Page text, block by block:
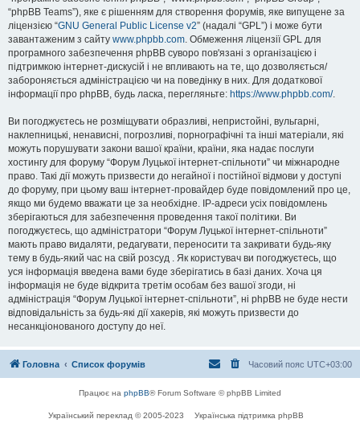
“phpBB Teams”), яке є рішенням для створення форумів, яке випущене за
ліцензією “GNU General Public License v2” (надалі “GPL”) і може бути
завантаженим з сайту www.phpbb.com. Обмеження ліцензії GPL для
програмного забезпечення phpBB суворо пов'язані з організацією і
підтримкою інтернет-дискусій і не впливають на те, що дозволяється/
забороняється адміністрацією чи на поведінку в них. Для додаткової
інформації про phpBB, будь ласка, перегляньте: https://www.phpbb.com/.
Ви погоджуєтесь не розміщувати образливі, непристойні, вульгарні,
наклепницькі, ненависні, погрозливі, порнографічні та інші матеріали, які
можуть порушувати закони вашої країни, країни, яка надає послуги
хостингу для форуму “Форум Луцької інтернет-спільноти” чи міжнародне
право. Такі дії можуть призвести до негайної і постійної відмови у доступі
до форуму, при цьому ваш інтернет-провайдер буде повідомлений про це,
якщо ми будемо вважати це за необхідне. IP-адреси усіх повідомлень
зберігаються для забезпечення проведення такої політики. Ви
погоджуєтесь, що адміністратори “Форум Луцької інтернет-спільноти”
мають право видаляти, редагувати, переносити та закривати будь-яку
тему в будь-який час на свій розсуд . Як користувач ви погоджуєтесь, що
уся інформація введена вами буде зберігатись в базі даних. Хоча ця
інформація не буде відкрита третім особам без вашої згоди, ні
адміністрація “Форум Луцької інтернет-спільноти”, ні phpBB не буде нести
відповідальність за будь-які дії хакерів, які можуть призвести до
несанкціонованого доступу до неї.
Головна Список форумів Часовий пояс UTC+03:00
Працює на phpBB® Forum Software © phpBB Limited
Український переклад © 2005-2023 Українська підтримка phpBB